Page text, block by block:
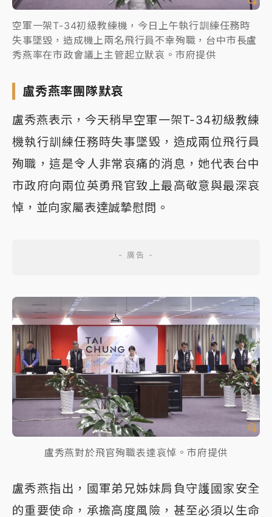
空軍一架T-34初級教練機，今日上午執行訓練任務時
失事墜毀，造成機上兩名飛行員不幸殉職，台中市長盧
秀燕率在市政會議上主管起立默哀。市府提供
盧秀燕率團隊默哀
盧秀燕表示，今天稍早空軍一架T-34初級教練
機執行訓練任務時失事墜毀，造成兩位飛行員
殉職，這是令人非常哀痛的消息，她代表台中
市政府向兩位英勇飛官致上最高敬意與最深哀
悼，並向家屬表達誠摯慰問。
盧秀燕對於飛官殉職表達哀悼。市府提供
盧秀燕指出，國軍弟兄姊妹肩負守護國家安全
的重要使命，承擔高度風險，甚至必須以生命